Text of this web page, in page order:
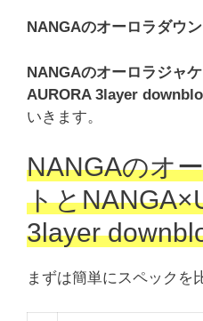
NANGAのオーロラダウ
NANGAのオーロラジャ
AURORA 3layer
いきます。
NANGAのオ
トと
3layer
まずは簡単にスペックを